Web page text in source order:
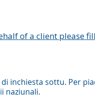
of a client please
inchiesta sottu. Per
naziunali.